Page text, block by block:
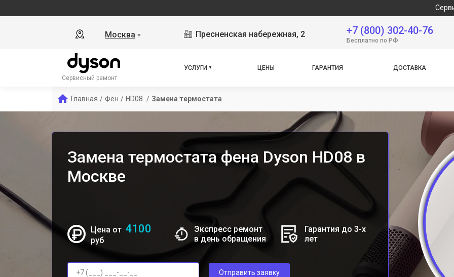
Сервисный
Москва ▼ Пресненская набережная, 2 +7 (800) 302-40-76
Бесплатно по РФ
Сервисный ремонт
УСЛУГИ ЦЕНЫ ГАРАНТИЯ ДОСТАВКА
Главная / Фен / HD08 / Замена термостата
Замена термостата фена Dyson HD08 в
Москве
Цена от 4100
руб
Экспресс ремонт
в день обращения
Гарантия до 3-х
лет
Отправить заявку